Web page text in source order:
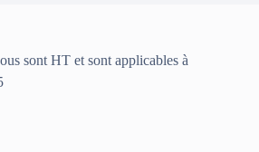
sont HT et sont applicables à